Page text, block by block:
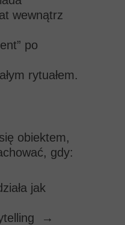
wewnątrz
po
rytuałem.
obiektem,
gdy:
jak
→